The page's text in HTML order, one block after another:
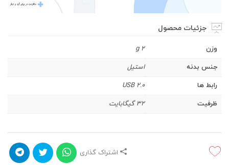
جزئیات محصول
وزن
2 g
جنس بدنه
استیل
رابط‌ ها
USB ۲.۰
ظرفیت
۳۲ گیگابایت
اشتراک گذاری